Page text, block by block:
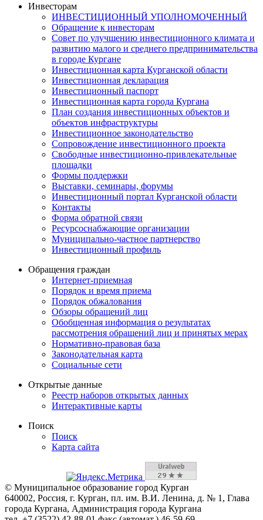
Инвесторам
ИНВЕСТИЦИОННЫЙ УПОЛНОМОЧЕННЫЙ
Обращение к инвесторам
Совет по улучшению инвестиционного климата и
развитию малого и среднего предпринимательства
в городе Кургане
Инвестиционная карта Курганской области
Инвестиционная декларация
Инвестиционный паспорт
Инвестиционная карта города Кургана
План создания инвестиционных объектов и
объектов инфраструктуры
Инвестиционное законодательство
Сопровождение инвестиционного проекта
Свободные инвестиционно-привлекательные
площадки
Формы поддержки
Выставки, семинары, форумы
Инвестиционный портал Курганской области
Контакты
Форма обратной связи
Ресурсоснабжающие организации
Муниципально-частное партнерство
Инвестиционный профиль
Обращения граждан
Интернет-приемная
Порядок и время приема
Порядок обжалования
Обзоры обращений лиц
Обобщенная информация о результатах
рассмотрения обращений лиц и принятых мерах
Нормативно-правовая база
Законодательная карта
Социальные сети
Открытые данные
Реестр наборов открытых данных
Интерактивные карты
Поиск
Поиск
Карта сайта
© Муниципальное образование город Курган
640002, Россия, г. Курган, пл. им. В.И. Ленина, д. № 1, Глава
города Кургана, Администрация города Кургана